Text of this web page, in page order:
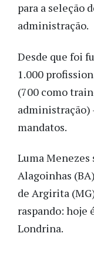
para a seleção
administração.
Desde que foi
1.000
(700 como
administração)
mandatos.
Luma Menezes
Alagoinhas
de Argirita
raspando: hoje
Londrina.